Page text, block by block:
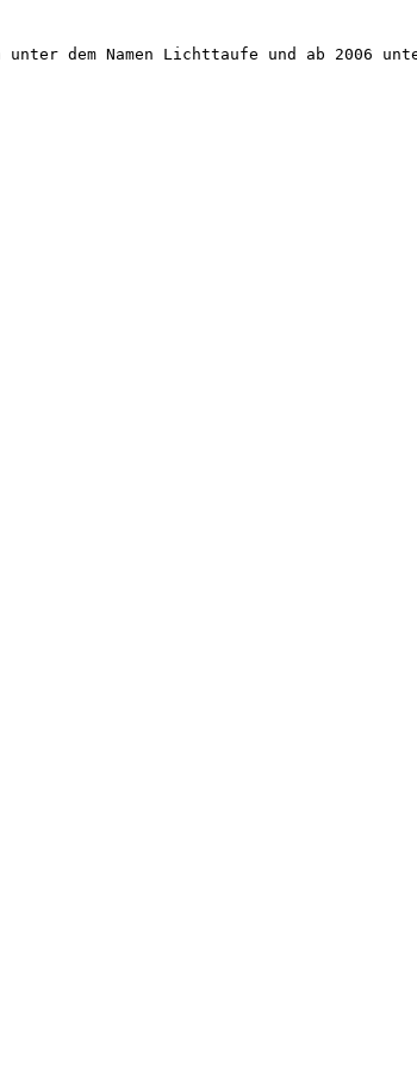
dem Namen Lichttaufe und ab 2006